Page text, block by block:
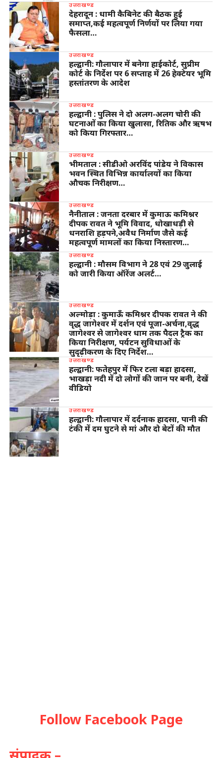
उत्तराखण्ड
देहरादून : धामी कैबिनेट की बैठक हुई
समाप्त,कई महत्वपूर्ण निर्णयों पर लिया गया
फैसला…
उत्तराखण्ड
हल्द्वानी: गौलापार में बनेगा हाईकोर्ट, सुप्रीम
कोर्ट के निर्देश पर 6 सप्ताह में 26 हेक्टेयर भूमि
हस्तांतरण के आदेश
उत्तराखण्ड
हल्द्वानी : पुलिस ने दो अलग-अलग चोरी की
घटनाओं का किया खुलासा, रितिक और ऋषभ
को किया गिरफ्तार…
उत्तराखण्ड
भीमताल : सीडीओ अरविंद पांडेय ने विकास
भवन स्थित विभिन्न कार्यालयों का किया
औचक निरीक्षण…
उत्तराखण्ड
नैनीताल : जनता दरबार में कुमाऊ कमिश्नर
दीपक रावत ने भूमि विवाद, धोखाधड़ी से
धनराशि हड़पने,अवैध निर्माण जैसे कई
महत्वपूर्ण मामलों का किया निस्तारण…
उत्तराखण्ड
हल्द्वानी : मौसम विभाग ने 28 एवं 29 जुलाई
को जारी किया ऑरेंज अलर्ट…
उत्तराखण्ड
अल्मोड़ा : कुमाऊँ कमिश्नर दीपक रावत ने की
वृद्ध जागेश्वर में दर्शन एवं पूजा-अर्चना,वृद्ध
जागेश्वर से जागेश्वर धाम तक पैदल ट्रैक का
किया निरीक्षण, पर्यटन सुविधाओं के
सुदृढ़ीकरण के दिए निर्देश…
उत्तराखण्ड
हल्द्वानी: फतेहपुर में फिर टला बड़ा हादसा,
भाखड़ा नदी में दो लोगों की जान पर बनी, देखें
वीडियो
उत्तराखण्ड
हल्द्वानी: गौलापार में दर्दनाक हादसा, पानी की
टंकी में दम घुटने से मां और दो बेटों की मौत
Follow Facebook Page